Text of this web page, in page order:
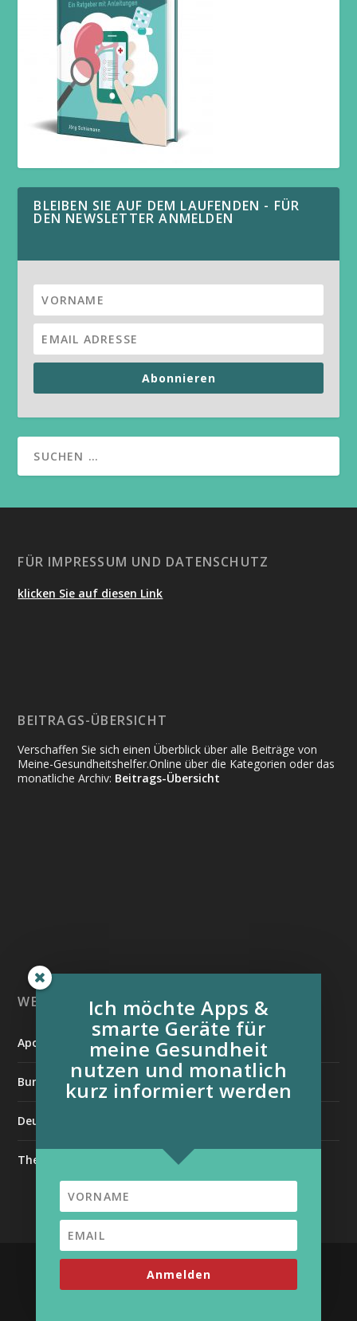
BLEIBEN SIE AUF DEM LAUFENDEN - FÜR
DEN NEWSLETTER ANMELDEN
Abonnieren
FÜR IMPRESSUM UND DATENSCHUTZ
klicken Sie auf diesen Link
BEITRAGS-ÜBERSICHT
Verschaffen Sie sich einen Überblick über alle Beiträge von
Meine-Gesundheitshelfer.Online über die Kategorien oder das
monatliche Archiv: Beitrags-Übersicht
WEITERE INFORMATIONSQUELLEN:
Apotheken Umschau
Bundesverband der Organtransplantierten e.V.
Deutsche Stiftung für chronisch Kranke
The Medical Futurist
Entworfen von | Unterstützt von
WordPress
Ich möchte Apps &
smarte Geräte für
meine Gesundheit
nutzen und monatlich
kurz informiert werden
Anmelden